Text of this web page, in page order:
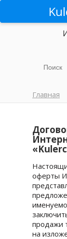
Главная
оферты
продажи
на